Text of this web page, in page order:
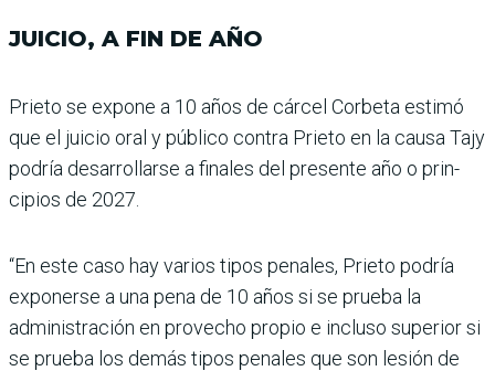
JUICIO, A FIN DE AÑO
Prieto se expone a 10 años de cárcel Corbeta estimó
que el juicio oral y público con­tra Prieto en la causa Tajy
podría desarrollarse a fina­les del presente año o prin­
cipios de 2027.
“En este caso hay varios tipos penales, Prieto podría
exponerse a una pena de 10 años si se prueba la
adminis­tración en provecho propio e incluso superior si
se prueba los demás tipos penales que son lesión de